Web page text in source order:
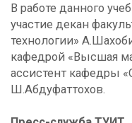
В работе данного
участие декан
технологии»
кафедрой «Высшая
ассистент кафедры
Ш.Абдуфаттохов.